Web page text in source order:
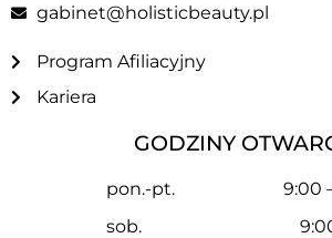
gabinet@holisticbeauty.pl
Program Afiliacyjny
Kariera
GODZINY
pon.-pt.
9:00
sob.